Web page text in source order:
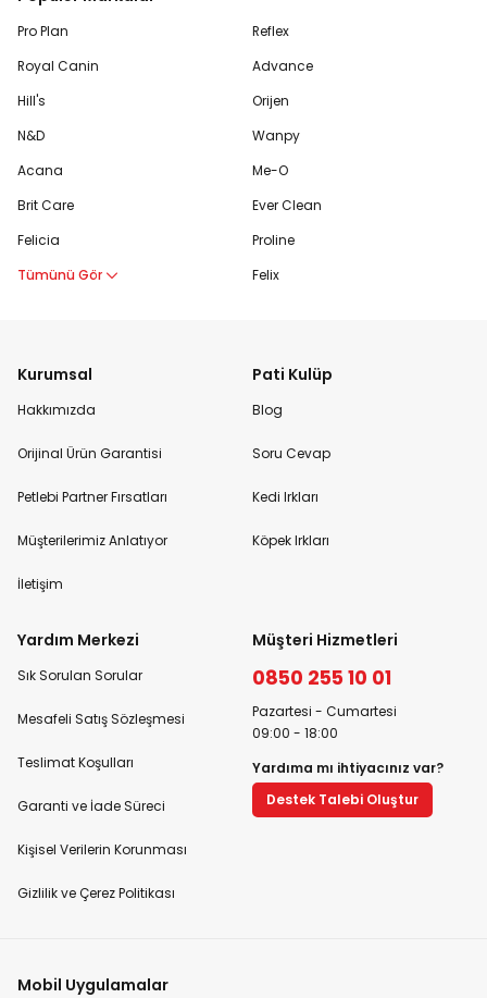
Pro Plan
Royal Canin
Hill's
N&D
Acana
Brit Care
Felicia
Tümünü Gör
Reflex
Advance
Orijen
Wanpy
Me-O
Ever Clean
Proline
Felix
Kurumsal
Hakkımızda
Orijinal Ürün Garantisi
Petlebi Partner Fırsatları
Müşterilerimiz Anlatıyor
İletişim
Pati Kulüp
Blog
Soru Cevap
Kedi Irkları
Köpek Irkları
Yardım Merkezi
Sık Sorulan Sorular
Mesafeli Satış Sözleşmesi
Teslimat Koşulları
Garanti ve İade Süreci
Kişisel Verilerin Korunması
Gizlilik ve Çerez Politikası
Müşteri Hizmetleri
0850 255 10 01
Pazartesi - Cumartesi
09:00 - 18:00
Yardıma mı ihtiyacınız var?
Destek Talebi Oluştur
Mobil Uygulamalar